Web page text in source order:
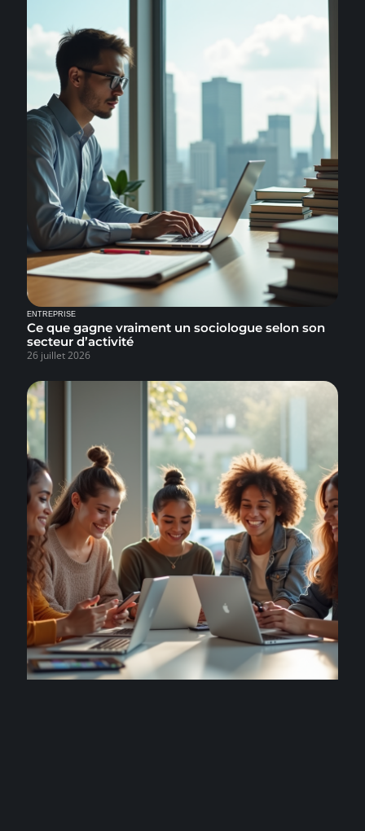
ENTREPRISE
Ce que gagne vraiment un sociologue selon son
secteur d’activité
26 juillet 2026